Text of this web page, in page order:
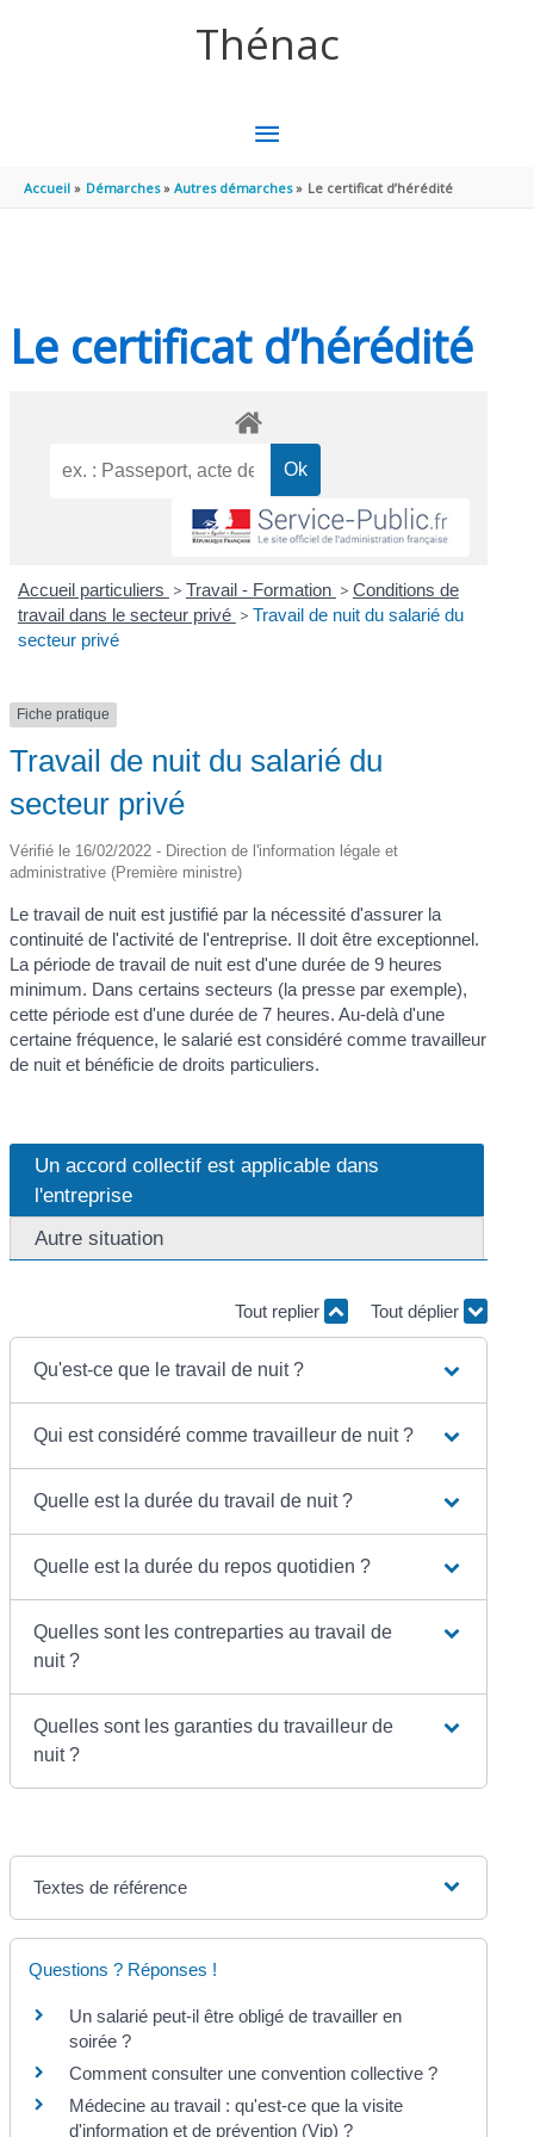
Thénac
MENU
PRINCIPAL
Accueil Démarches Autres démarches Le certificat d’hérédité
Le certificat d’hérédité
Accueil particuliers > Travail - Formation > Conditions de
travail dans le secteur privé > Travail de nuit du salarié du
secteur privé
Fiche pratique
Travail de nuit du salarié du
secteur privé
Vérifié le 16/02/2022 - Direction de l'information légale et
administrative (Première ministre)
Le travail de nuit est justifié par la nécessité d'assurer la
continuité de l'activité de l'entreprise. Il doit être exceptionnel.
La période de travail de nuit est d'une durée de 9 heures
minimum. Dans certains secteurs (la presse par exemple),
cette période est d'une durée de 7 heures. Au-delà d'une
certaine fréquence, le salarié est considéré comme travailleur
de nuit et bénéficie de droits particuliers.
Un accord collectif est applicable dans
l'entreprise
Autre situation
Tout replier Tout déplier
Qu'est-ce que le travail de nuit ?
Qui est considéré comme travailleur de nuit ?
Quelle est la durée du travail de nuit ?
Quelle est la durée du repos quotidien ?
Quelles sont les contreparties au travail de
nuit ?
Quelles sont les garanties du travailleur de
nuit ?
Textes de référence
Questions ? Réponses !
Un salarié peut-il être obligé de travailler en
soirée ?
Comment consulter une convention collective ?
Médecine au travail : qu'est-ce que la visite
d'information et de prévention (Vip) ?